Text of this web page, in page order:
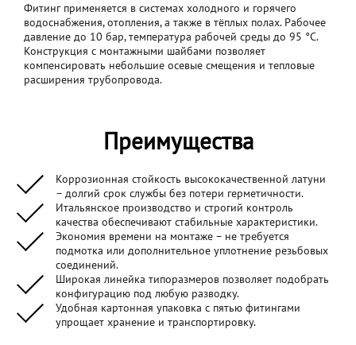
Фитинг применяется в системах холодного и горячего
водоснабжения, отопления, а также в тёплых полах. Рабочее
давление до 10 бар, температура рабочей среды до 95 °C.
Конструкция с монтажными шайбами позволяет
компенсировать небольшие осевые смещения и тепловые
расширения трубопровода.
Преимущества
Коррозионная стойкость высококачественной латуни
– долгий срок службы без потери герметичности.
Итальянское производство и строгий контроль
качества обеспечивают стабильные характеристики.
Экономия времени на монтаже – не требуется
подмотка или дополнительное уплотнение резьбовых
соединений.
Широкая линейка типоразмеров позволяет подобрать
конфигурацию под любую разводку.
Удобная картонная упаковка с пятью фитингами
упрощает хранение и транспортировку.